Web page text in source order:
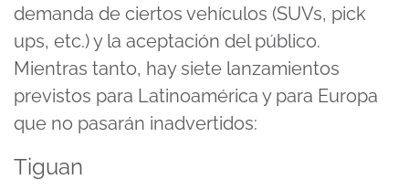
demanda de ciertos vehículos (SUVs, pick
ups, etc.) y la aceptación del público.
Mientras tanto, hay siete lanzamientos
previstos para Latinoamérica y para Europa
que no pasarán inadvertidos:
Tiguan